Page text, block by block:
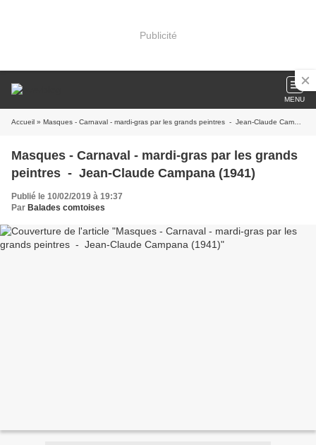
Publicité
MENU
Accueil » Masques - Carnaval - mardi-gras par les grands peintres - Jean-Claude Campana (1941)
Masques - Carnaval - mardi-gras par les grands
peintres - Jean-Claude Campana (1941)
Publié le 10/02/2019 à 19:37
Par Balades comtoises